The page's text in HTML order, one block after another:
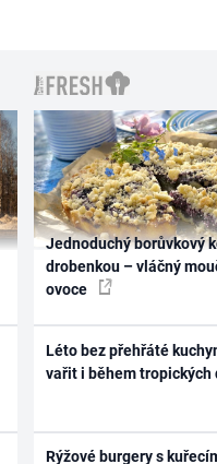
Jednoduchý borůvkový
drobenkou – vláčný
ovoce
Léto bez přehřáté
vařit i během tropických
Rýžové burgery s